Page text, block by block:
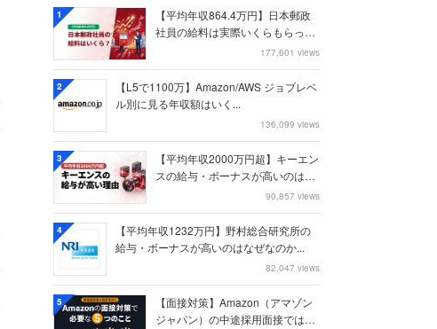
1
【平均年収864.4万円】日本郵政
社員の給料は実際いくらもらって
177,601 views
2
【L5で1100万】Amazon/AWS ジョブレベ
ル別に見る年収額はいく...
136,099 views
3
【平均年収2000万円超】キーエン
スの給与・ボーナスが高いのはな
90,857 views
4
【平均年収1232万円】野村総合研究所の
給与・ボーナスが高いのはなぜなのか...
82,047 views
5
【面接対策】Amazon（アマゾン
ジャパン）の中途採用面接では何